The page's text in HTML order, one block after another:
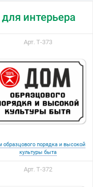
интерьера
Арт. Т-373
образцового порядка и высокой
культуры быта
Арт. Т-372